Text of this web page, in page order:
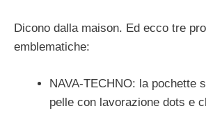
Dicono dalla maison. Ed ecco tre
emblematiche:
NAVA-TECHNO: la pochette
pelle con lavorazione dots e